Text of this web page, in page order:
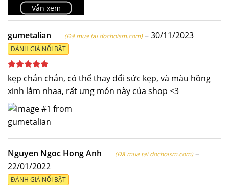
Vẫn xem
gumetalian (Đã mua tại dochoism.com) –30/11/2023
ĐÁNH GIÁ NỔI BẬT
Được xếp
hạng
sao
kẹp chắn chắn, có thể thay đổi sức kẹp, và màu hồng
xinh lắm nhaa, rất ưng món này của shop <3
Nguyen Ngoc Hong Anh (Đã mua tại dochoism.com) –
22/01/2022
ĐÁNH GIÁ NỔI BẬT